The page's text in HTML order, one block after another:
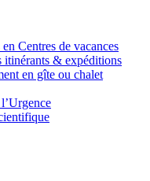
en Centres de vacances
itinérants & expéditions
en gîte ou chalet